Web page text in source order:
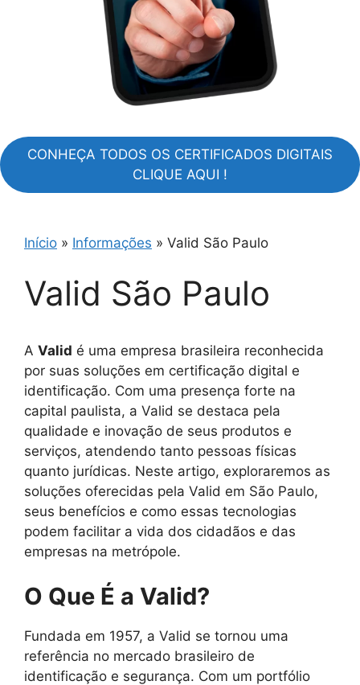
CONHEÇA TODOS OS CERTIFICADOS DIGITAIS
CLIQUE AQUI !
Início » Informações » Valid São Paulo
Valid São Paulo
A Valid é uma empresa brasileira reconhecida
por suas soluções em certificação digital e
identificação. Com uma presença forte na
capital paulista, a Valid se destaca pela
qualidade e inovação de seus produtos e
serviços, atendendo tanto pessoas físicas
quanto jurídicas. Neste artigo, exploraremos as
soluções oferecidas pela Valid em São Paulo,
seus benefícios e como essas tecnologias
podem facilitar a vida dos cidadãos e das
empresas na metrópole.
O Que É a Valid?
Fundada em 1957, a Valid se tornou uma
referência no mercado brasileiro de
identificação e segurança. Com um portfólio